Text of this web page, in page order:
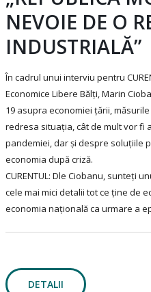
NEVOIE DE O
INDUSTRIALĂ”
În cadrul unui interviu pentru
Economice Libere Bălți, Marin
19 asupra economiei țării,
redresa situația, cât de mult vor fi
pandemiei, dar și despre soluțiile
economia după criză.
CURENTUL: Dle Ciobanu, sunteți
cele mai mici detalii tot ce ține de
economia națională ca urmare a
DETALII